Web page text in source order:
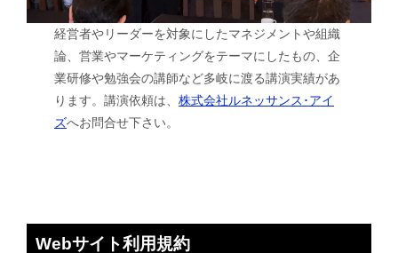
経営者やリーダーを対象にしたマネジメントや組織
論、営業やマーケティングをテーマにしたもの、企
業研修や勉強会の講師など多岐に渡る講演実績があ
ります。講演依頼は、株式会社ルネッサンス･アイ
ズへお問合せ下さい。
Webサイト利用規約